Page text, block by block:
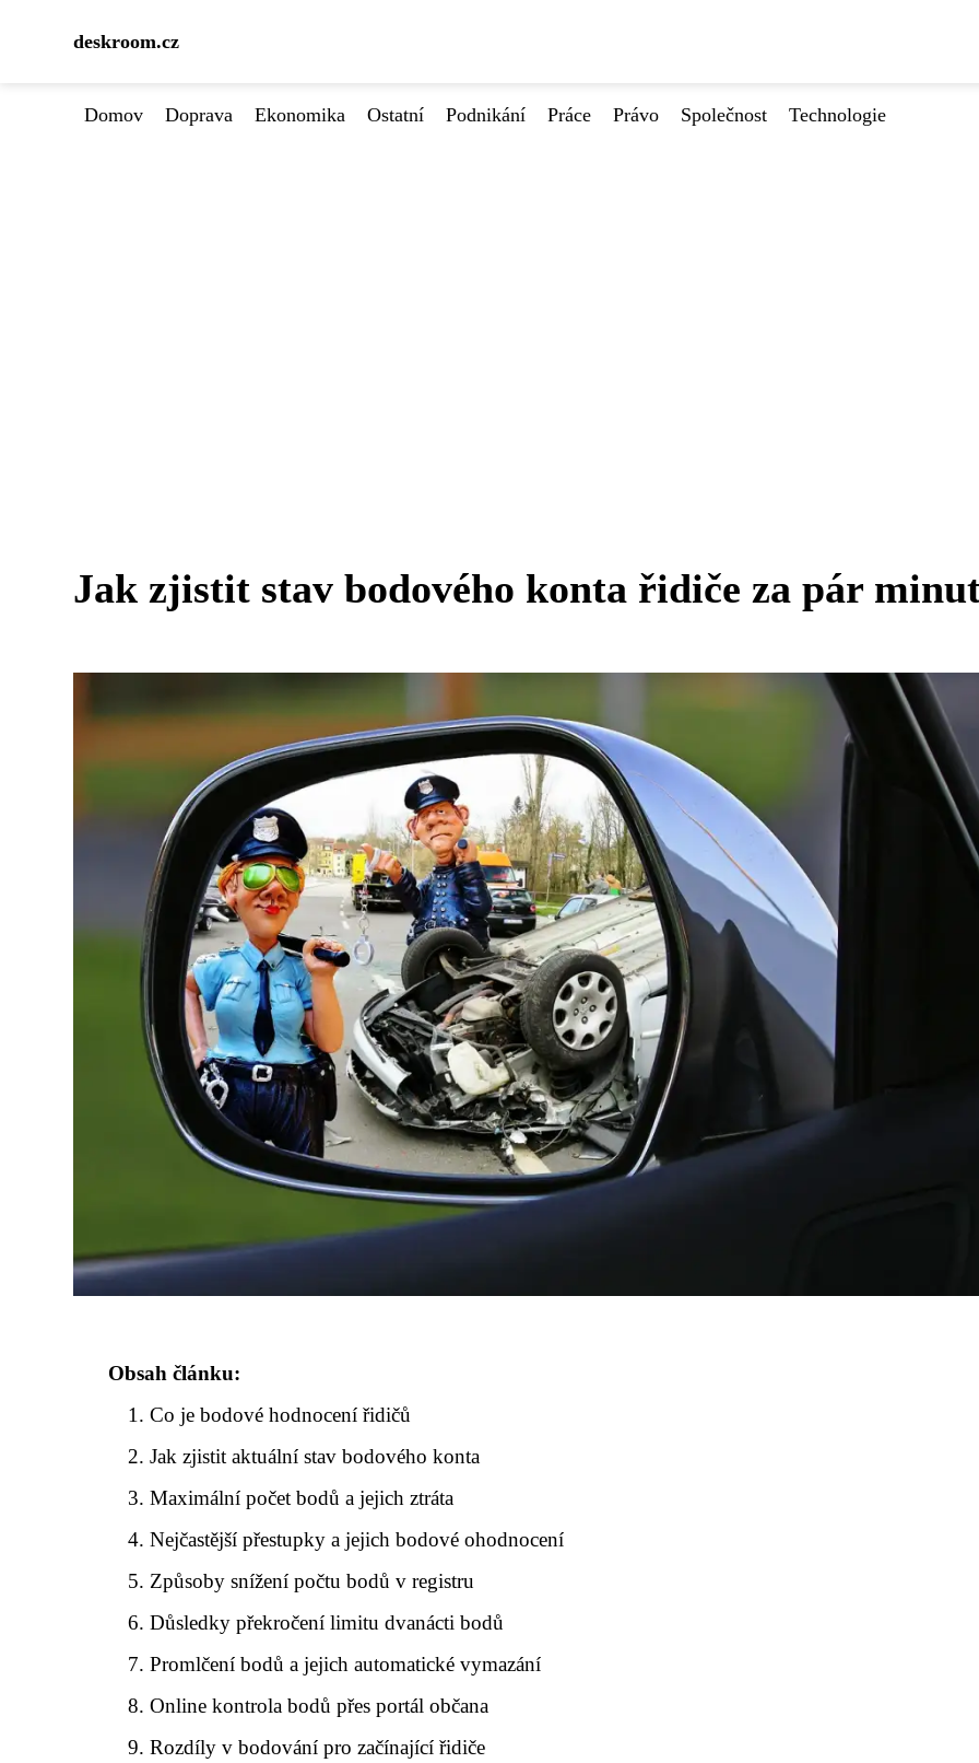
deskroom.cz
Domov Doprava Ekonomika Ostatní Podnikání Práce Právo Společnost Technologie
Jak zjistit stav bodového konta řidiče za pár
Obsah článku:
Co je bodové hodnocení řidičů
Jak zjistit aktuální stav bodového konta
Maximální počet bodů a jejich ztráta
Nejčastější přestupky a jejich bodové ohodnocení
Způsoby snížení počtu bodů v registru
Důsledky překročení limitu dvanácti bodů
Promlčení bodů a jejich automatické vymazání
Online kontrola bodů přes portál občana
Rozdíly v bodování pro začínající řidiče